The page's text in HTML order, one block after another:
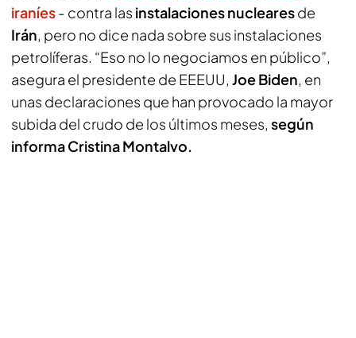
iraníes- contra las instalaciones nuclearesde
Irán, pero no dice nada sobre sus instalaciones
petrolíferas. “Eso no lo negociamos en público”,
asegura el presidente de EEEUU, Joe Biden, en
unas declaraciones que han provocado la mayor
subida del crudo de los últimos meses, según
informa Cristina Montalvo.